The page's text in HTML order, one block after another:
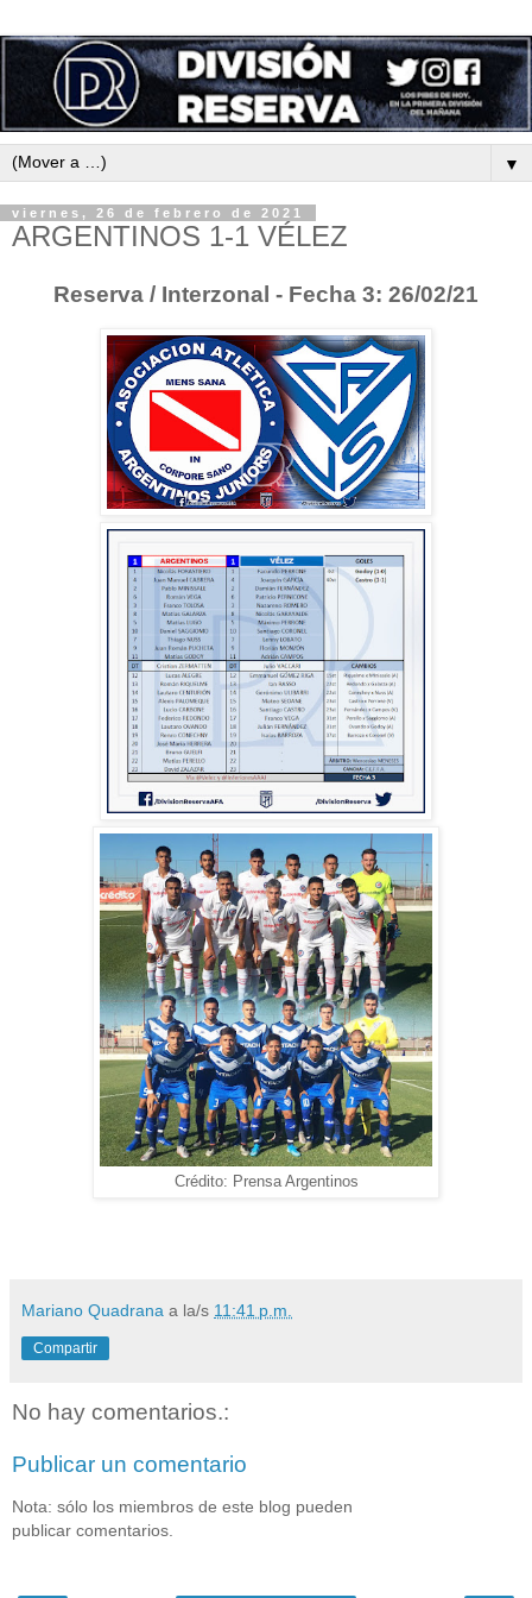
▼
viernes, 26 de febrero de 2021
ARGENTINOS 1-1 VÉLEZ
Reserva / Interzonal - Fecha 3: 26/02/21
Crédito: Prensa Argentinos
Mariano Quadrana a la/s 11:41 p.m.
Compartir
No hay comentarios.:
Publicar un comentario
Nota: sólo los miembros de este blog pueden
publicar comentarios.